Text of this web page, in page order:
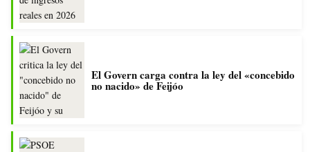
El Govern carga contra la ley del «concebido
no nacido» de Feijóo